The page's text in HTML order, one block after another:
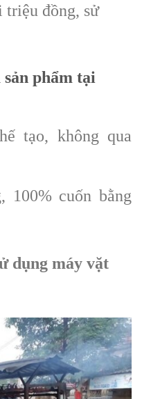
đồng, sử
phẩm tại
tạo, không qua
100% cuốn bằng
dụng máy vặt